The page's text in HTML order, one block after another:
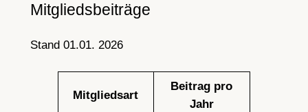
Mitgliedsbeiträge
Stand 01.01. 2026
Mitgliedsart
Beitrag pro
Jahr